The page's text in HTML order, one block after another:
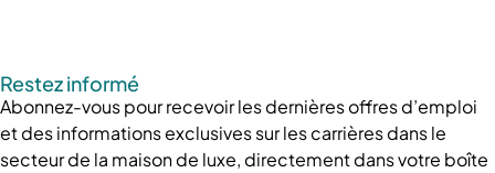
Restez informé
Abonnez-vous pour recevoir les dernières offres d’emploi
et des informations exclusives sur les carrières dans le
secteur de la maison de luxe, directement dans votre boîte